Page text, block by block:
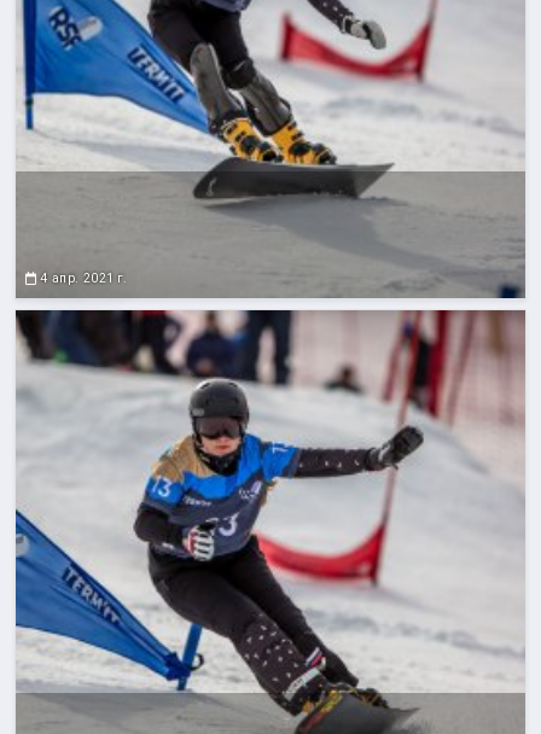
4 апр. 2021 г.